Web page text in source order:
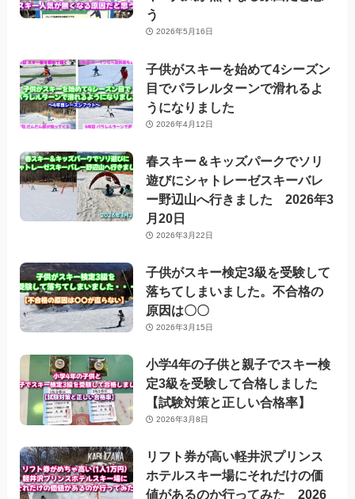
う
2026年5月16日
子供がスキーを始めて4シーズン
目でパラレルターンで滑れるよ
うになりました
2026年4月12日
春スキー＆キッズパークでソリ
遊びにシャトレーゼスキーバレ
ー野辺山へ行きました 2026年3
月20日
2026年3月22日
子供がスキー検定3級を受験して
落ちてしまいました。不合格の
原因は〇〇
2026年3月15日
小学4年の子供と親子でスキー検
定3級を受験して合格しました
【試験対策と正しい合格率】
2026年3月8日
リフト券が高い軽井沢プリンス
ホテルスキー場にそれだけの価
値があるのか行ってみた 2026